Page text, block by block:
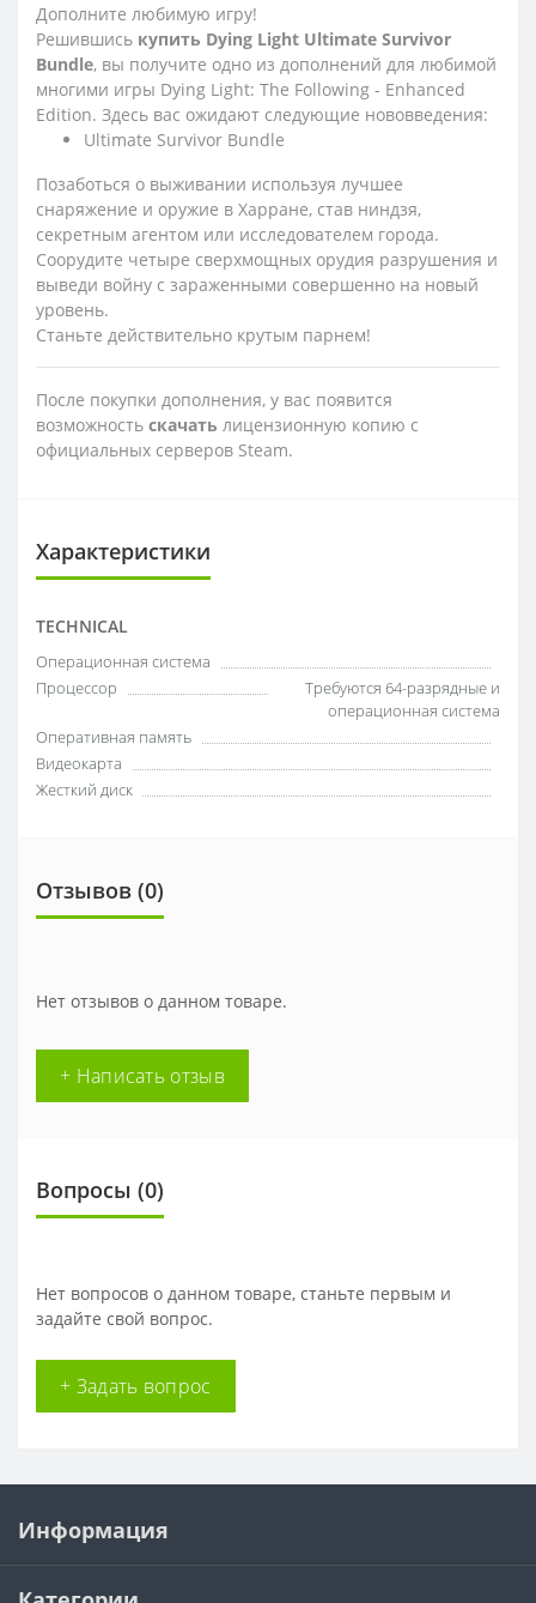
Дополните любимую игру!
Решившись купить Dying Light Ultimate Survivor
Bundle, вы получите одно из дополнений для любимой
многими игры Dying Light: The Following - Enhanced
Edition. Здесь вас ожидают следующие нововведения:
Ultimate Survivor Bundle
Позаботься о выживании используя лучшее
снаряжение и оружие в Харране, став ниндзя,
секретным агентом или исследователем города.
Соорудите четыре сверхмощных орудия разрушения и
выведи войну с зараженными совершенно на новый
уровень.
Станьте действительно крутым парнем!
После покупки дополнения, у вас появится
возможность скачать лицензионную копию с
официальных серверов Steam.
Характеристики
TECHNICAL
Операционная система
Процессор
Требуются 64-разрядные и
операционная система
Оперативная память
Видеокарта
Жесткий диск
Отзывов (0)
Нет отзывов о данном товаре.
+ Написать отзыв
Вопросы (0)
Нет вопросов о данном товаре, станьте первым и
задайте свой вопрос.
+ Задать вопрос
Информация